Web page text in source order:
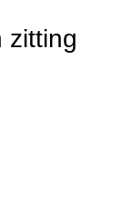
zitting